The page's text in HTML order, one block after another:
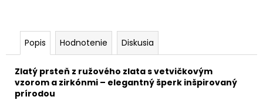
Popis Hodnotenie Diskusia
Zlatý prsteň z ružového zlata s vetvičkovým
vzorom a zirkónmi – elegantný šperk inšpirovaný
prírodou